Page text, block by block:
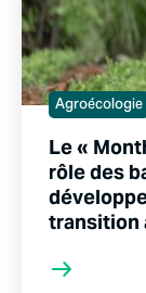
Agroécologie
Le «
rôle des
transition